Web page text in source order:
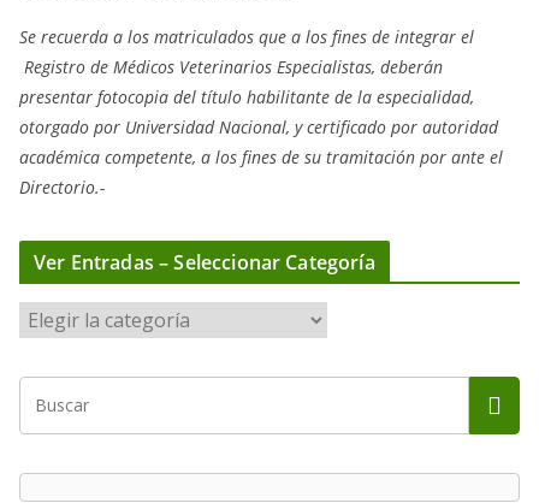
Se recuerda a los matriculados que a los fines de integrar el
Registro de Médicos Veterinarios Especialistas, deberán
presentar fotocopia del título habilitante de la especialidad,
otorgado por Universidad Nacional, ycertificado por autoridad
académica competente, a los fines de su tramitación por ante el
Directorio.-
Ver Entradas – Seleccionar Categoría
e
r
n
r